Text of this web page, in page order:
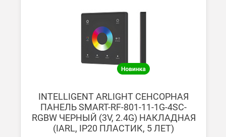
В Санкт-Петербурге
БЕСПЛАТНАЯ доставка при сумме заказа от 7000 руб.
При заказе менее 7000 руб. стоимость доставки
Мы можем доставить ваши заказы сервисом компании
Транспортные компании
INTELLIGENT ARLIGHT СЕНСОРНАЯ
ПАНЕЛЬ SMART-RF-801-11-1G-4SC-
RGBW ЧЕРНЫЙ (3V, 2.4G) НАКЛАДНАЯ
(IARL, IP20 ПЛАСТИК, 5 ЛЕТ)